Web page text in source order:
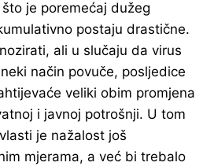
je poremećaj dužeg
postaju drastične.
ali u slučaju da virus
način povuče, posljedice
veliki obim promjena
i javnoj potrošnji. U tom
je nažalost još
mjerama, a već bi trebalo